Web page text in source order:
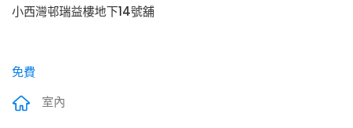
報告新飲水機
小西灣邨瑞益樓地下14號舖
免費
室內